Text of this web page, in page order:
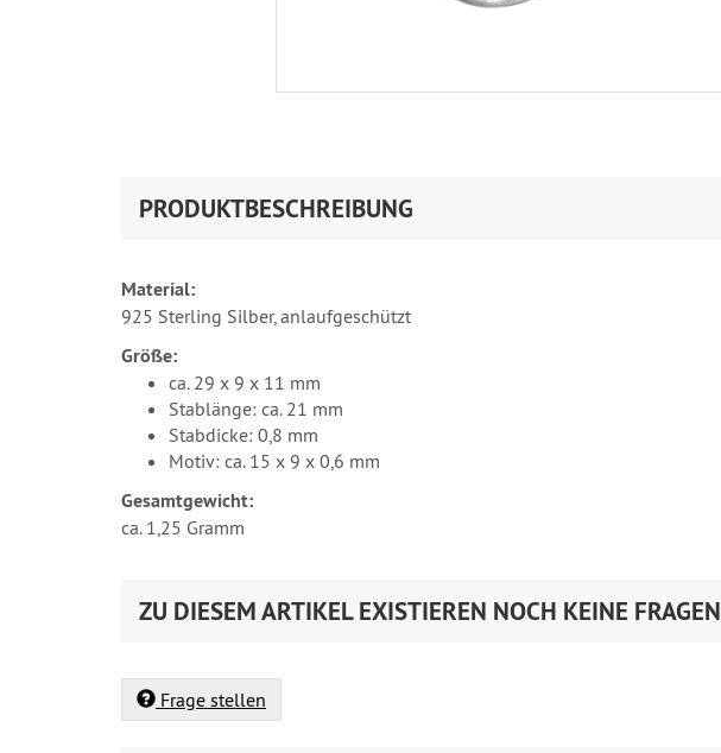
PRODUKTBESCHREIBUNG
Material:
925 Sterling Silber, anlaufgeschützt
Größe:
ca. 29 x 9 x 11 mm
Stablänge: ca. 21 mm
Stabdicke: 0,8 mm
Motiv: ca. 15 x 9 x 0,6 mm
Gesamtgewicht:
ca. 1,25 Gramm
ZU DIESEM ARTIKEL EXISTIEREN NOCH KEINE FRAGEN
Frage stellen